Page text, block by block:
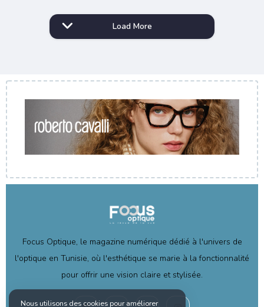
Load More
Focus Optique, le magazine numérique dédié à l'univers de
l'optique en Tunisie, où l'esthétique se marie à la fonctionnalité
pour offrir une vision claire et stylisée.
Nous utilisons des cookies pour améliorer